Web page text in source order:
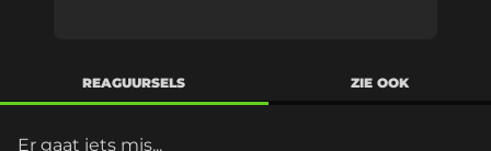
REAGUURSELS ZIE OOK
Er gaat iets mis...